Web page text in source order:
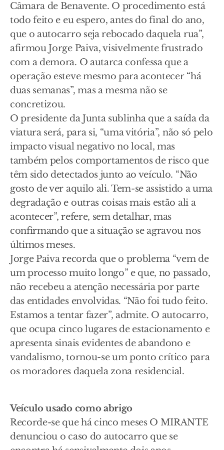
Câmara de Benavente. O procedimento está
todo feito e eu espero, antes do final do ano,
que o autocarro seja rebocado daquela rua”,
afirmou Jorge Paiva, visivelmente frustrado
com a demora. O autarca confessa que a
operação esteve mesmo para acontecer “há
duas semanas”, mas a mesma não se
concretizou.
O presidente da Junta sublinha que a saída da
viatura será, para si, “uma vitória”, não só pelo
impacto visual negativo no local, mas
também pelos comportamentos de risco que
têm sido detectados junto ao veículo. “Não
gosto de ver aquilo ali. Tem-se assistido a uma
degradação e outras coisas mais estão ali a
acontecer”, refere, sem detalhar, mas
confirmando que a situação se agravou nos
últimos meses.
Jorge Paiva recorda que o problema “vem de
um processo muito longo” e que, no passado,
não recebeu a atenção necessária por parte
das entidades envolvidas. “Não foi tudo feito.
Estamos a tentar fazer”, admite. O autocarro,
que ocupa cinco lugares de estacionamento e
apresenta sinais evidentes de abandono e
vandalismo, tornou-se um ponto crítico para
os moradores daquela zona residencial.
Veículo usado como abrigo
Recorde-se que há cinco meses O MIRANTE
denunciou o caso do autocarro que se